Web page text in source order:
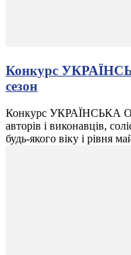
Конкурс
сезон
Конкурс УКРАЇНСЬКА
авторів і виконавців,
будь-якого віку і рівня